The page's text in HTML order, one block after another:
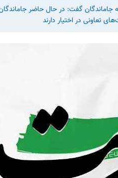
جاماندگان گفت: در حال حاضر